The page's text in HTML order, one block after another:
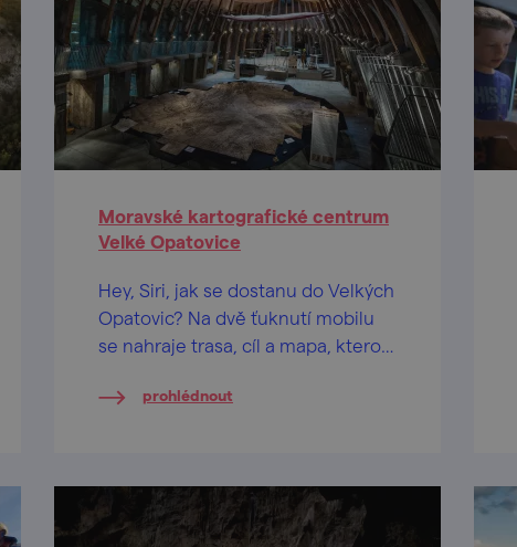
Moravské kartografické centrum
Velké Opatovice
Hey, Siri, jak se dostanu do Velkých
Opatovic? Na dvě ťuknutí mobilu
se nahraje trasa, cíl a mapa, kterou
ještě dál...prohlédnout